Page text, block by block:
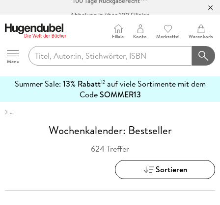
Abholung in über 100 Filialen
Hugendubel
Menu
Filiale Konto Merkzettel Warenkorb
Summer Sale: 13% Rabatt12auf viele Sortimente mit dem
CodeSOMMER13
erfahren
…
Wochenkalender: Bestseller
624 Treffer
Sortieren